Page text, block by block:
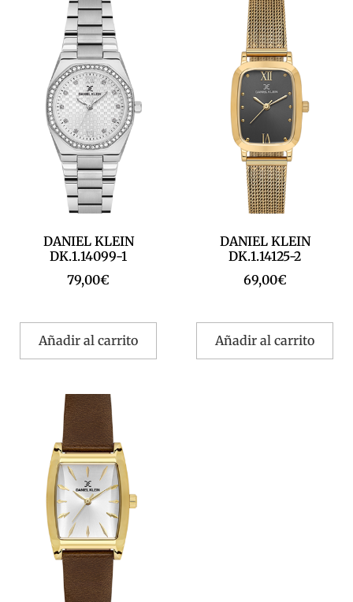
DANIEL KLEIN
DK.1.14099-1
79,00€
Añadir al carrito
DANIEL KLEIN
DK.1.14125-2
69,00€
Añadir al carrito